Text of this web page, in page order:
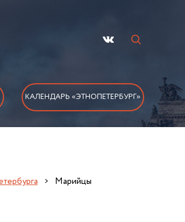
КАЛЕНДАРЬ «ЭТНОПЕТЕРБУРГ»
Марийцы